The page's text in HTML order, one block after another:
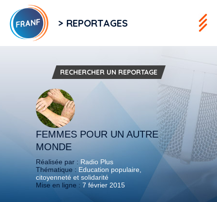
> REPORTAGES
RECHERCHER UN REPORTAGE
FEMMES POUR UN AUTRE
MONDE
Réalisée par : Radio Plus
Thématique : Education populaire,
citoyenneté et solidarité
Mise en ligne : 7 février 2015